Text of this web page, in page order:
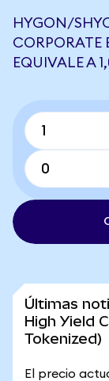
HYGON/
CORPORATE
EQUIVALE A
Últimas
High Yield
Tokenized)
El precio